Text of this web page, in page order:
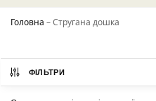
Головна –Стругана дошка
ФІЛЬТРИ